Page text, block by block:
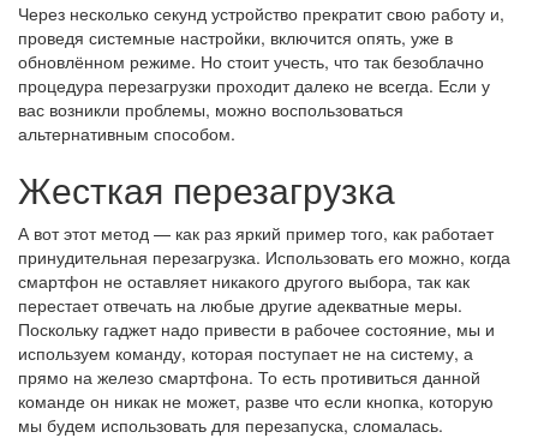
Через несколько секунд устройство прекратит свою работу и,
проведя системные настройки, включится опять, уже в
обновлённом режиме. Но стоит учесть, что так безоблачно
процедура перезагрузки проходит далеко не всегда. Если у
вас возникли проблемы, можно воспользоваться
альтернативным способом.
Жесткая перезагрузка
А вот этот метод — как раз яркий пример того, как работает
принудительная перезагрузка. Использовать его можно, когда
смартфон не оставляет никакого другого выбора, так как
перестает отвечать на любые другие адекватные меры.
Поскольку гаджет надо привести в рабочее состояние, мы и
используем команду, которая поступает не на систему, а
прямо на железо смартфона. То есть противиться данной
команде он никак не может, разве что если кнопка, которую
мы будем использовать для перезапуска, сломалась.